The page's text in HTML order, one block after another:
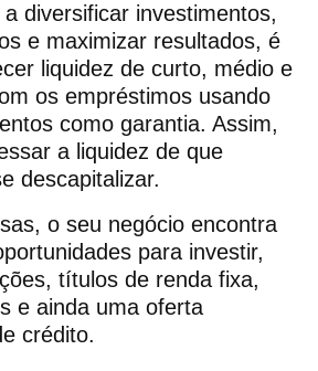
diversificar investimentos,
e maximizar resultados, é
liquidez de curto, médio e
os empréstimos usando
como garantia. Assim,
a liquidez de que
descapitalizar.
o seu negócio encontra
para investir,
títulos de renda fixa,
e ainda uma oferta
crédito.